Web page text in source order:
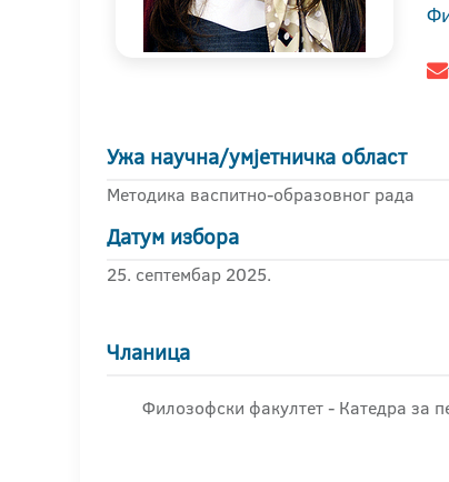
Ужа научна/умјетничка област
Методика васпитно-образовног рада
Датум избора
25. септембар 2025.
Чланица
Филозофски факултет - Катедра за